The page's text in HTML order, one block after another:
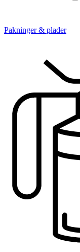
Pakninger & plader